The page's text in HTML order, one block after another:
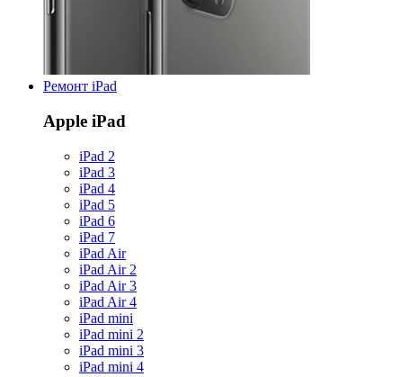
Ремонт iPad
Apple iPad
iPad 2
iPad 3
iPad 4
iPad 5
iPad 6
iPad 7
iPad Air
iPad Air 2
iPad Air 3
iPad Air 4
iPad mini
iPad mini 2
iPad mini 3
iPad mini 4